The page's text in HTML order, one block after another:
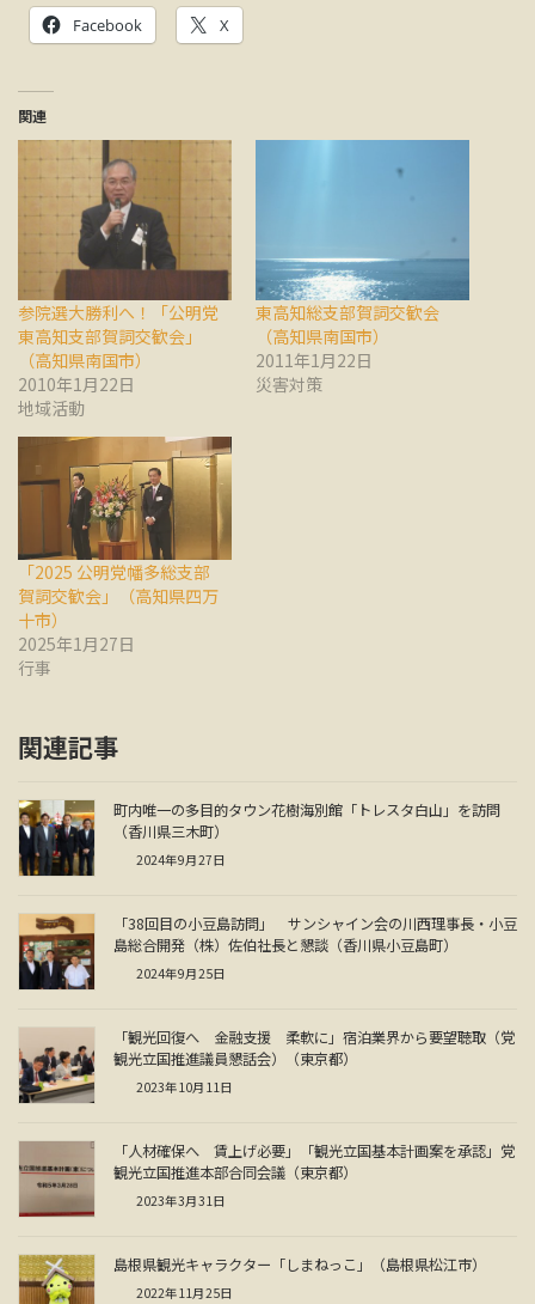
Facebook X
関連
参院選大勝利へ！「公明党
東高知支部賀詞交歓会」
（高知県南国市）
2010年1月22日
地域活動
東高知総支部賀詞交歓会
（高知県南国市）
2011年1月22日
災害対策
「2025 公明党幡多総支部
賀詞交歓会」（高知県四万
十市）
2025年1月27日
行事
関連記事
町内唯一の多目的タウン花樹海別館「トレスタ白山」を訪問
（香川県三木町）
2024年9月27日
「38回目の小豆島訪問」 サンシャイン会の川西理事長・小豆
島総合開発（株）佐伯社長と懇談（香川県小豆島町）
2024年9月25日
「観光回復へ 金融支援 柔軟に」宿泊業界から要望聴取（党
観光立国推進議員懇話会）（東京都）
2023年10月11日
「人材確保へ 賃上げ必要」「観光立国基本計画案を承認」党
観光立国推進本部合同会議（東京都）
2023年3月31日
島根県観光キャラクター「しまねっこ」（島根県松江市）
2022年11月25日